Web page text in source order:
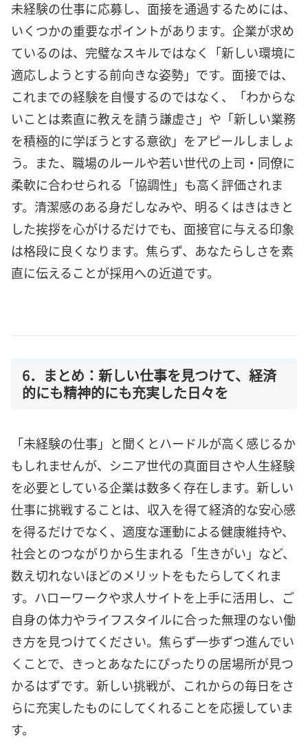
未経験の仕事に応募し、面接を通過するためには、
いくつかの重要なポイントがあります。企業が求め
ているのは、完璧なスキルではなく「新しい環境に
適応しようとする前向きな姿勢」です。面接では、
これまでの経験を自慢するのではなく、「わからな
いことは素直に教えを請う謙虚さ」や「新しい業務
を積極的に学ぼうとする意欲」をアピールしましょ
う。また、職場のルールや若い世代の上司・同僚に
柔軟に合わせられる「協調性」も高く評価されま
す。清潔感のある身だしなみや、明るくはきはきと
した挨拶を心がけるだけでも、面接官に与える印象
は格段に良くなります。焦らず、あなたらしさを素
直に伝えることが採用への近道です。
6．まとめ：新しい仕事を見つけて、経済
的にも精神的にも充実した日々を
「未経験の仕事」と聞くとハードルが高く感じるか
もしれませんが、シニア世代の真面目さや人生経験
を必要としている企業は数多く存在します。新しい
仕事に挑戦することは、収入を得て経済的な安心感
を得るだけでなく、適度な運動による健康維持や、
社会とのつながりから生まれる「生きがい」など、
数え切れないほどのメリットをもたらしてくれま
す。ハローワークや求人サイトを上手に活用し、ご
自身の体力やライフスタイルに合った無理のない働
き方を見つけてください。焦らず一歩ずつ進んでい
くことで、きっとあなたにぴったりの居場所が見つ
かるはずです。新しい挑戦が、これからの毎日をさ
らに充実したものにしてくれることを応援していま
す。